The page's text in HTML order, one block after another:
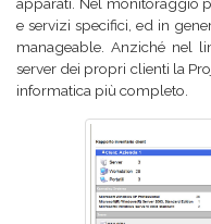
apparati. Nel monitoraggio
e servizi specifici, ed in
manageable. Anziché nel
server dei propri clienti la
informatica più completo.